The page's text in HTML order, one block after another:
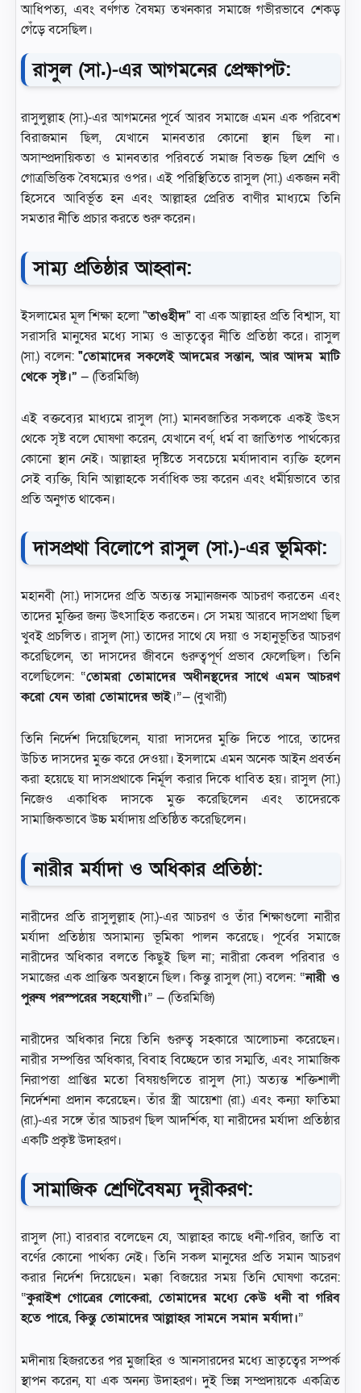
আধিপত্য, এবং বর্ণগত বৈষম্য তখনকার সমাজে গভীরভাবে শেকড়
গেঁড়ে বসেছিল।
রাসুল (সা.)-এর আগমনের প্রেক্ষাপট:
রাসুলুল্লাহ (সা.)-এর আগমনের পূর্বে আরব সমাজে এমন এক পরিবেশ
বিরাজমান ছিল, যেখানে মানবতার কোনো স্থান ছিল না।
অসাম্প্রদায়িকতা ও মানবতার পরিবর্তে সমাজ বিভক্ত ছিল শ্রেণি ও
গোত্রভিত্তিক বৈষম্যের ওপর। এই পরিস্থিতিতে রাসুল (সা.) একজন নবী
হিসেবে আবির্ভূত হন এবং আল্লাহর প্রেরিত বাণীর মাধ্যমে তিনি
সমতার নীতি প্রচার করতে শুরু করেন।
সাম্য প্রতিষ্ঠার আহ্বান:
ইসলামের মূল শিক্ষা হলো "তাওহীদ" বা এক আল্লাহর প্রতি বিশ্বাস, যা
সরাসরি মানুষের মধ্যে সাম্য ও ভ্রাতৃত্বের নীতি প্রতিষ্ঠা করে। রাসুল
(সা.) বলেন:"তোমাদের সকলেই আদমের সন্তান, আর আদম মাটি
থেকে সৃষ্ট।” — (তিরমিজি)
এই বক্তব্যের মাধ্যমে রাসুল (সা.) মানবজাতির সকলকে একই উৎস
থেকে সৃষ্ট বলে ঘোষণা করেন, যেখানে বর্ণ, ধর্ম বা জাতিগত পার্থক্যের
কোনো স্থান নেই। আল্লাহর দৃষ্টিতে সবচেয়ে মর্যাদাবান ব্যক্তি হলেন
সেই ব্যক্তি, যিনি আল্লাহকে সর্বাধিক ভয় করেন এবং ধর্মীয়ভাবে তার
প্রতি অনুগত থাকেন।
দাসপ্রথা বিলোপে রাসুল (সা.)-এর ভূমিকা:
মহানবী (সা.) দাসদের প্রতি অত্যন্ত সম্মানজনক আচরণ করতেন এবং
তাদের মুক্তির জন্য উৎসাহিত করতেন। সে সময় আরবে দাসপ্রথা ছিল
খুবই প্রচলিত। রাসুল (সা.) তাদের সাথে যে দয়া ও সহানুভূতির আচরণ
করেছিলেন, তা দাসদের জীবনে গুরুত্বপূর্ণ প্রভাব ফেলেছিল। তিনি
বলেছিলেন: “তোমরা তোমাদের অধীনস্থদের সাথে এমন আচরণ
করো যেন তারা তোমাদের ভাই।”— (বুখারী)
তিনি নির্দেশ দিয়েছিলেন, যারা দাসদের মুক্তি দিতে পারে, তাদের
উচিত দাসদের মুক্ত করে দেওয়া। ইসলামে এমন অনেক আইন প্রবর্তন
করা হয়েছে যা দাসপ্রথাকে নির্মূল করার দিকে ধাবিত হয়। রাসুল (সা.)
নিজেও একাধিক দাসকে মুক্ত করেছিলেন এবং তাদেরকে
সামাজিকভাবে উচ্চ মর্যাদায় প্রতিষ্ঠিত করেছিলেন।
নারীর মর্যাদা ও অধিকার প্রতিষ্ঠা:
নারীদের প্রতি রাসুলুল্লাহ (সা.)-এর আচরণ ও তাঁর শিক্ষাগুলো নারীর
মর্যাদা প্রতিষ্ঠায় অসামান্য ভূমিকা পালন করেছে। পূর্বের সমাজে
নারীদের অধিকার বলতে কিছুই ছিল না; নারীরা কেবল পরিবার ও
সমাজের এক প্রান্তিক অবস্থানে ছিল। কিন্তু রাসুল (সা.) বলেন: “নারী ও
পুরুষ পরস্পরের সহযোগী।” — (তিরমিজি)
নারীদের অধিকার নিয়ে তিনি গুরুত্ব সহকারে আলোচনা করেছেন।
নারীর সম্পত্তির অধিকার, বিবাহ বিচ্ছেদে তার সম্মতি, এবং সামাজিক
নিরাপত্তা প্রাপ্তির মতো বিষয়গুলিতে রাসুল (সা.) অত্যন্ত শক্তিশালী
নির্দেশনা প্রদান করেছেন। তাঁর স্ত্রী আয়েশা (রা.) এবং কন্যা ফাতিমা
(রা.)-এর সঙ্গে তাঁর আচরণ ছিল আদর্শিক, যা নারীদের মর্যাদা প্রতিষ্ঠার
একটি প্রকৃষ্ট উদাহরণ।
সামাজিক শ্রেণিবৈষম্য দূরীকরণ:
রাসুল (সা.) বারবার বলেছেন যে, আল্লাহর কাছে ধনী-গরিব, জাতি বা
বর্ণের কোনো পার্থক্য নেই। তিনি সকল মানুষের প্রতি সমান আচরণ
করার নির্দেশ দিয়েছেন। মক্কা বিজয়ের সময় তিনি ঘোষণা করেন:
“কুরাইশ গোত্রের লোকেরা, তোমাদের মধ্যে কেউ ধনী বা গরিব
হতে পারে, কিন্তু তোমাদের আল্লাহর সামনে সমান মর্যাদা।”
মদীনায় হিজরতের পর মুজাহির ও আনসারদের মধ্যে ভ্রাতৃত্বের সম্পর্ক
স্থাপন করেন, যা এক অনন্য উদাহরণ। দুই ভিন্ন সম্প্রদায়কে একত্রিত